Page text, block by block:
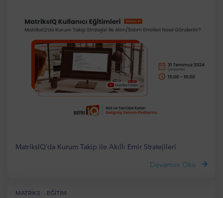
MatriksIQ’da Kurum Takip ile Akıllı Emir Stratejileri
Devamını Oku
MATRIKS EĞITIM